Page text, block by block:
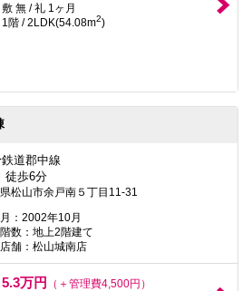
敷 無 / 礼 1ヶ月
1階 / 2LDK(54.08m2)
道郡中線
徒歩6分
松山市余戸南５丁目11-31
：2002年10月
数：地上2階建て
舗：松山城南店
5.3万円
（＋管理費4,500円）